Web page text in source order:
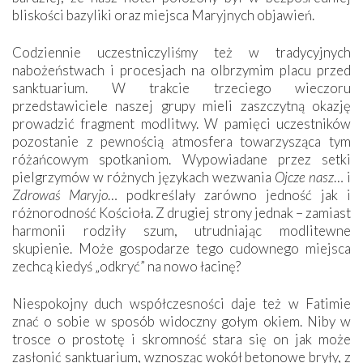
bliskości bazyliki oraz miejsca Maryjnych objawień.
Codziennie uczestniczyliśmy też w tradycyjnych
nabożeństwach i procesjach na olbrzymim placu przed
sanktuarium. W trakcie trzeciego wieczoru
przedstawiciele naszej grupy mieli zaszczytną okazję
prowadzić fragment modlitwy. W pamięci uczestników
pozostanie z pewnością atmosfera towarzysząca tym
różańcowym spotkaniom. Wypowiadane przez setki
pielgrzymów w różnych językach wezwania Ojcze nasz… i
Zdrowaś Maryjo… podkreślały zarówno jedność jak i
różnorodność Kościoła. Z drugiej strony jednak – zamiast
harmonii rodziły szum, utrudniając modlitewne
skupienie. Może gospodarze tego cudownego miejsca
zechcą kiedyś „odkryć” na nowo łacinę?
Niespokojny duch współczesności daje też w Fatimie
znać o sobie w sposób widoczny gołym okiem. Niby w
trosce o prostotę i skromność stara się on jak może
zasłonić sanktuarium, wznosząc wokół betonowe bryły, z